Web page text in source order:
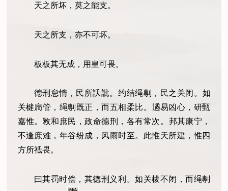
天之所坏，莫之能支。
天之所支，亦不可坏。
板板其无成，用皇可畏。
德刑怠惰，民所訞䚹。 约结绳剸，民之关闭。 如
关楗扃管，绳剸既正，而五相柔比。 遹易凶心，研甄
嘉惟。 敉和庶民，政命德刑，各有常次。 邦其康宁，
不逢庶难，年谷纷成，风雨时至。此惟天所建，惟四
方所祗畏。
曰其罚时偿，其德刑义利。如关柭不闭，而绳剸